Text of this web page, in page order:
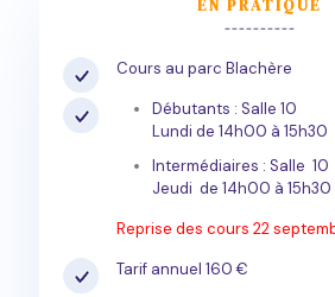
EN PRATIQUE
----------
Cours au parc Blachère
Débutants : Salle 10
Lundi de 14h00 à 15h30
Intermédiaires : Salle 10
Jeudi de 14h00 à 15h30
Reprise des cours 22
Tarif annuel 160 €